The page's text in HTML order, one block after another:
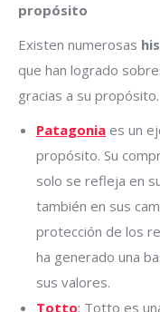
propósito
Existen numerosas
que han logrado
gracias a su propósito.
Patagonia es un
propósito. Su
solo se refleja en
también en sus
protección de los
ha generado una
sus valores.
Totto: Totto es